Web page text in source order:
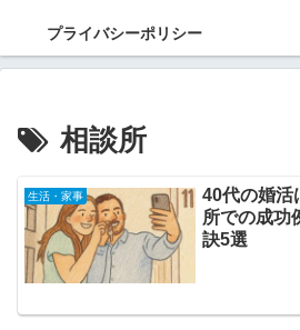
プライバシーポリシー
相談所
生活・家事
40代の婚活
所での成功
訣5選